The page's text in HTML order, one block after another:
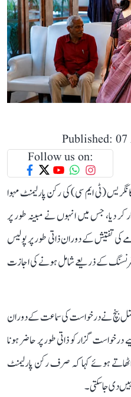
Published:
Follow us on:
(ٹی ایم سی) کی رکن پارلیمنٹ مہوا
دیا، جس میں انہوں نے مبینہ طور پر
کی تفتیش کے دوران ذاتی طور پر پولیس
کے ذریعے شامل ہونے کی اجازت
بنچ نے درخواست کی سماعت کے دوران
گزار کو ذاتی طور پر حاضر ہونا
ہوئے کہا کہ صرف رکن پارلیمنٹ
دی جا سکتی۔